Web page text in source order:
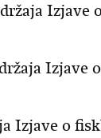
Izjave
Izjave
Izjave o